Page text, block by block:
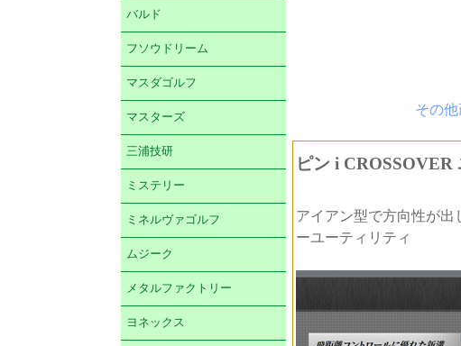
バルド
フソウドリーム
マスダゴルフ
マスターズ
三浦技研
ミステリー
ミネルヴァゴルフ
ムジーク
メタルファクトリー
ヨネックス
その他
ピン i
アイアン型で方向性が
ーユーティリティ